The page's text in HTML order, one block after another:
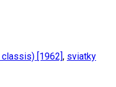
[1962], sviatky